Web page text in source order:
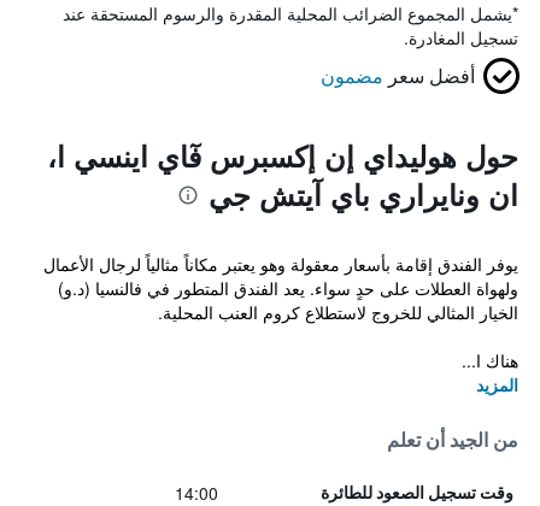
*يشمل المجموع الضرائب المحلية المقدرة والرسوم المستحقة عند
تسجيل المغادرة.
أفضل سعر مضمون
حول هوليداي إن إكسبرس فٓاي اينسي ا،
ان ونايراري باي آيتش جي
يوفر الفندق إقامة بأسعار معقولة وهو يعتبر مكاناً مثالياً لرجال الأعمال
ولهواة العطلات على حدٍ سواء. يعد الفندق المتطور في فالنسيا (د.و)
الخيار المثالي للخروج لاستطلاع كروم العنب المحلية.
هناك ا...
المزيد
من الجيد أن تعلم
وقت تسجيل الصعود للطائرة 14:00